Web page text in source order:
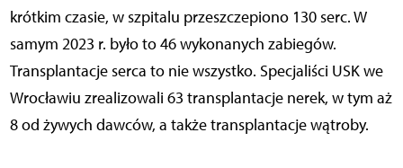
krótkim czasie, w szpitalu przeszczepiono 130 serc. W
samym 2023 r. było to 46 wykonanych zabiegów.
Transplantacje serca to nie wszystko. Specjaliści USK we
Wrocławiu zrealizowali 63 transplantacje nerek, w tym aż
8 od żywych dawców, a także transplantacje wątroby.